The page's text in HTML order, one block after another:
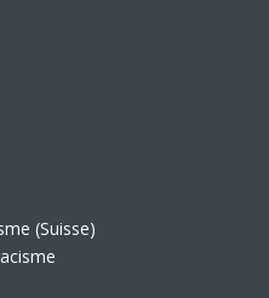
(Suisse)